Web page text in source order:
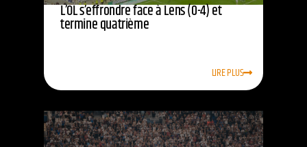
L’OL s’effrondre face à Lens (0-4) et
termine quatrième
LIRE PLUS